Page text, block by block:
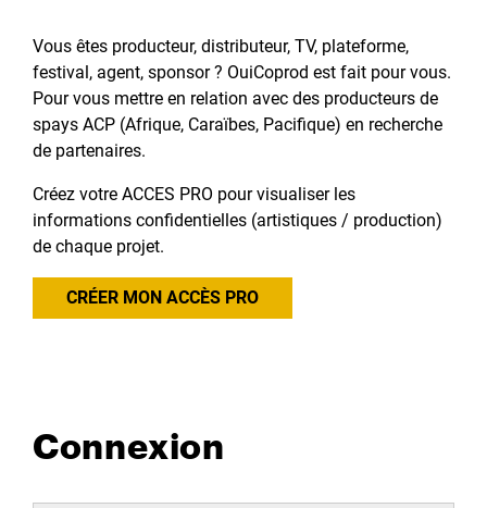
Vous êtes producteur, distributeur, TV, plateforme,
festival, agent, sponsor ? OuiCoprod est fait pour vous.
Pour vous mettre en relation avec des producteurs de
spays ACP (Afrique, Caraïbes, Pacifique) en recherche
de partenaires.
Créez votre ACCES PRO pour visualiser les
informations confidentielles (artistiques / production)
de chaque projet.
CRÉER MON ACCÈS PRO
Connexion